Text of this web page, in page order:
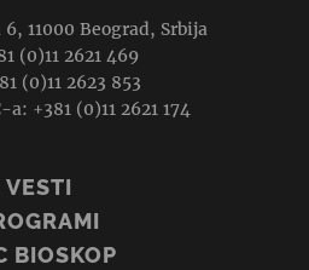
11000 Beograd, Srbija
(0)11 2621 469
(0)11 2623 853
+381 (0)11 2621 174
VESTI
BIOSKOP